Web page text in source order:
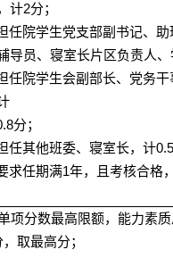
计2分；
任院学生党支部副书记、助
导员、寝室长片区负责人
任院学生会副部长、党务
分；
任其他班委、寝室长，计0.5
求任期满1年，且考核合格
项分数最高限额，能力素
取最高分；